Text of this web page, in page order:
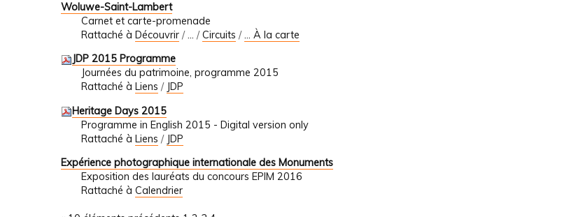
Woluwe-Saint-Lambert
Carnet et carte-promenade
Rattaché à Découvrir /… /Circuits /... À la carte
JDP 2015 Programme
Journées du patrimoine, programme 2015
Rattaché à Liens / JDP
Heritage Days 2015
Programme in English 2015 - Digital version only
Rattaché à Liens / JDP
Expérience photographique internationale des Monuments
Exposition des lauréats du concours EPIM 2016
Rattaché à Calendrier